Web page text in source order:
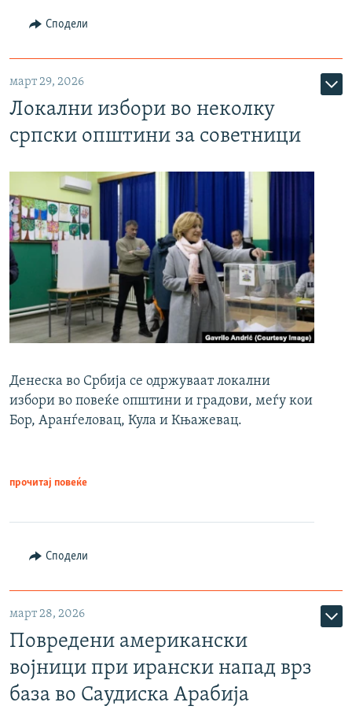
Сподели
март 29, 2026
Локални избори во неколку
српски општини за советници
Денеска во Србија се одржуваат локални
избори во повеќе општини и градови, меѓу кои
Бор, Аранѓеловац, Кула и Књажевац.
прочитај повеќе
Сподели
март 28, 2026
Повредени американски
војници при ирански напад врз
база во Саудиска Арабија